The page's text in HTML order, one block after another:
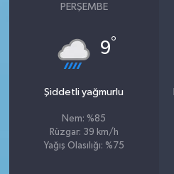
PERŞEMBE
9°
Şiddetli yağmurlu
Nem: %85
Rüzgar: 39 km/h
Yağış Olasılığı: %75